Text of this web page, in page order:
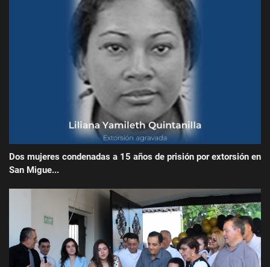
Dos mujeres condenadas a 15 años de prisión por extorsión en
San Migue...